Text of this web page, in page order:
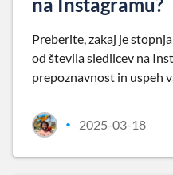
Preberite, zakaj je
od števila sledilcev na
prepoznavnost in uspeh
• 2025-03-18